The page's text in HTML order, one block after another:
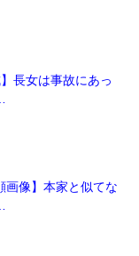
長女は事故にあっ
画像】本家と似てな